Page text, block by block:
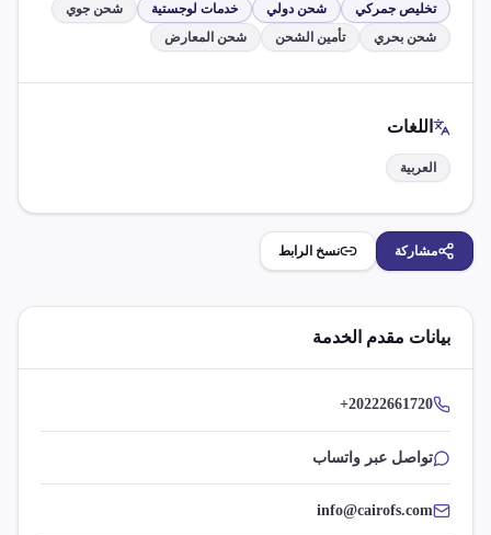
تخليص جمركي شحن دولي خدمات لوجستية
شحن جوي
شحن بحري
تأمين الشحن شحن المعارض
اللغات
العربية
مشاركة نسخ الرابط
بيانات مقدم الخدمة
+20222661720
تواصل عبر واتساب
info@cairofs.com